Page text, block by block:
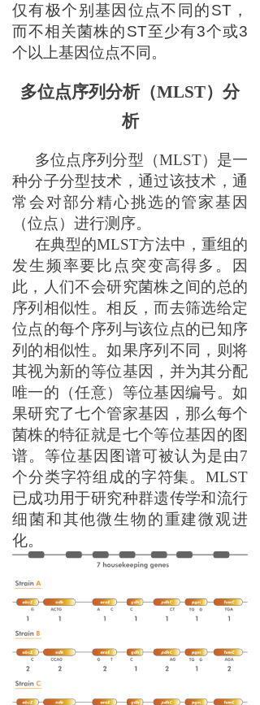
仅有极个别基因位点不同的ST，
而不相关菌株的ST至少有3个或3
个以上基因位点不同。
多位点序列分析（MLST）分
析
多位点序列分型（MLST）是一
种分子分型技术，通过该技术，通
常会对部分精心挑选的管家基因
（位点 ） 进行测序。
在典型的MLST方法中，重组的
发生频率要比点突变高得多。因
此， 人们不会研究菌株之间的总的
序列相似性。相反，而去筛选给定
位点的每个序列与该位点的已知序
列的相似性。如果序列不同，则将
其视为新的等位基因，并为其分配
唯一的（任意）等位基因编号。如
果研究了七个管家基因，那么每个
菌株的特征就是七个等位基因 的图
谱。等位基因 图谱可被认为是由7
个分类字符组成的字符集。MLST
已成功用于研究种群遗传学和流行
细菌和其他微生物的重建微观进
化。